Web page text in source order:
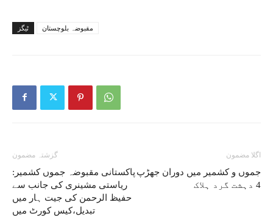
ٹیگز مقبوضہ بلوچستان
گزشتہ مضمون
پاکستانی مقبوضہ جموں کشمیر:
ریاستی مشینری کی جانب سے
حفیظ الرحمن کی جیت ہار میں
تبدیل،کیس کورٹ میں
اگلا مضمون
جموں و کشمیر میں دوران جھڑپ
4 دہشت گرد ہلاک